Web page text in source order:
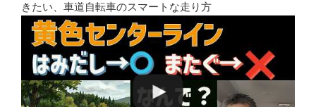
きたい、車道自転車のスマートな走り方